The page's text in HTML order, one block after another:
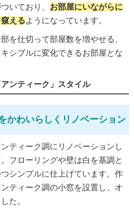
いており、 お部屋にいながらに
えるようになっています。
を仕切って部屋数を増やせる、
シブルに変化できるお部屋とな
ンティーク」スタイル
かわいらしくリノベーション
ティーク調にリノベーションし
フローリングや壁は白を基調と
シンプルに仕上げています。作
ティーク調の小窓を設置し、オ
た。